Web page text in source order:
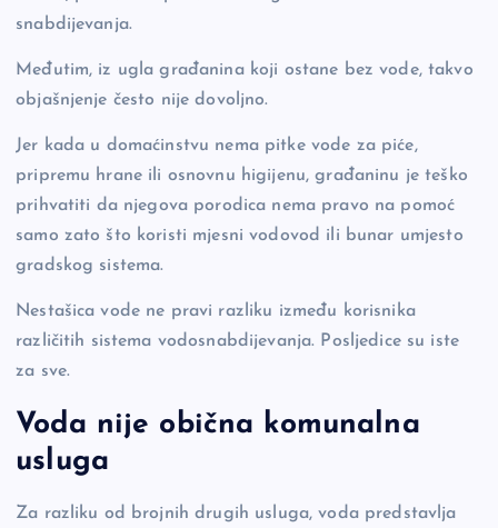
snabdijevanja.
Međutim, iz ugla građanina koji ostane bez vode, takvo
objašnjenje često nije dovoljno.
Jer kada u domaćinstvu nema pitke vode za piće,
pripremu hrane ili osnovnu higijenu, građaninu je teško
prihvatiti da njegova porodica nema pravo na pomoć
samo zato što koristi mjesni vodovod ili bunar umjesto
gradskog sistema.
Nestašica vode ne pravi razliku između korisnika
različitih sistema vodosnabdijevanja. Posljedice su iste
za sve.
Voda nije obična komunalna
usluga
Za razliku od brojnih drugih usluga, voda predstavlja